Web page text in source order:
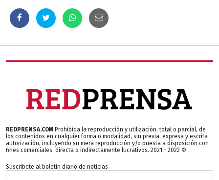
REDPRENSA.COM Prohibida la reproducción y utilización, total o parcial, de
los contenidos en cualquier forma o modalidad, sin previa, expresa y escrita
autorización, incluyendo su mera reproducción y/o puesta a disposición con
fines comerciales, directa o indirectamente lucrativos. 2021 - 2022 ©
Suscribete al boletin diario de noticias